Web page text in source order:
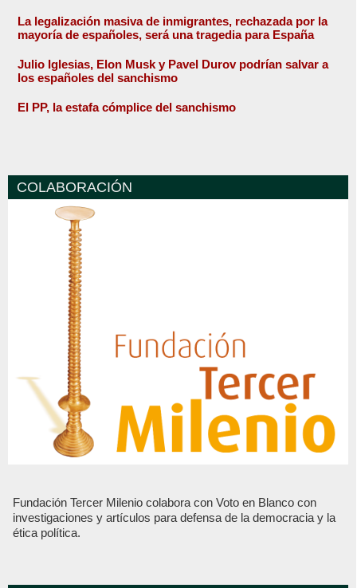
La legalización masiva de inmigrantes, rechazada por la
mayoría de españoles, será una tragedia para España
Julio Iglesias, Elon Musk y Pavel Durov podrían salvar a
los españoles del sanchismo
El PP, la estafa cómplice del sanchismo
COLABORACIÓN
Fundación Tercer Milenio colabora con Voto en Blanco con
investigaciones y artículos para defensa de la democracia y la
ética política.